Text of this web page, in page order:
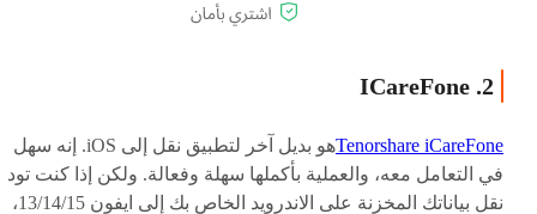
2. ICareFone
Tenorshare iCareFone
هو بديل آخر لتطبيق نقل إلى iOS. إنه سهل
في التعامل معه، والعملية بأكملها سهلة وفعالة. ولكن إذا كنت تود
نقل بياناتك المخزنة على الاندرويد الخاص بك إلى ايفون 13/14/15،